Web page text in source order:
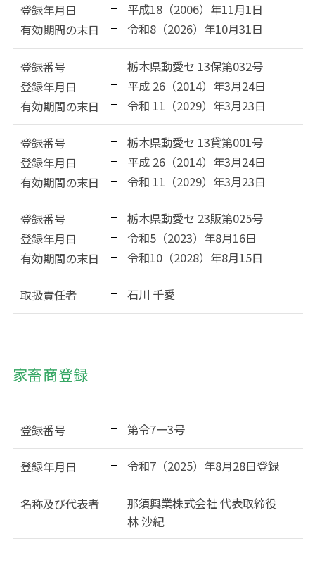
登録年月日
平成18（2006）年11月1日
有効期間の末日
令和8（2026）年10月31日
登録番号
栃木県動愛セ 13保第032号
登録年月日
平成 26（2014）年3月24日
有効期間の末日
令和 11（2029）年3月23日
登録番号
栃木県動愛セ 13貸第001号
登録年月日
平成 26（2014）年3月24日
有効期間の末日
令和 11（2029）年3月23日
登録番号
栃木県動愛セ 23販第025号
登録年月日
令和5（2023）年8月16日
有効期間の末日
令和10（2028）年8月15日
取扱責任者 石川 千愛
家畜商登録
登録番号 第令7ー3号
登録年月日 令和7（2025）年8月28日登録
名称及び代表者
那須興業株式会社 代表取締役
林 沙紀